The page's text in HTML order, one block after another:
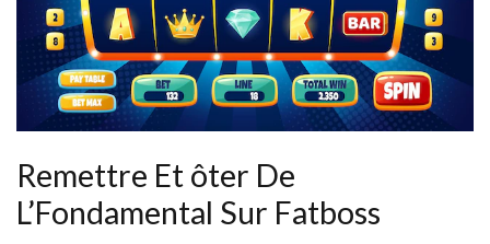
Remettre Et ôter De
L’Fondamental Sur Fatboss